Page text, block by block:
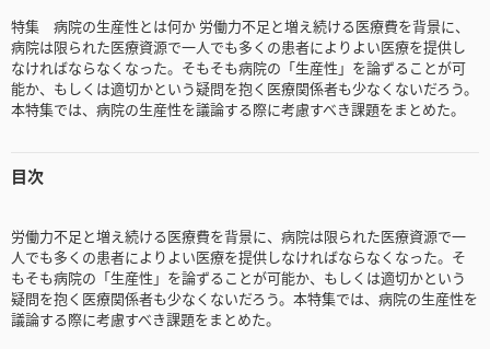
特集 病院の生産性とは何か 労働力不足と増え続ける医療費を背景に、
病院は限られた医療資源で一人でも多くの患者によりよい医療を提供し
なければならなくなった。そもそも病院の「生産性」を論ずることが可
能か、もしくは適切かという疑問を抱く医療関係者も少なくないだろう。
本特集では、病院の生産性を議論する際に考慮すべき課題をまとめた。
目次
労働力不足と増え続ける医療費を背景に、病院は限られた医療資源で一
人でも多くの患者によりよい医療を提供しなければならなくなった。そ
もそも病院の「生産性」を論ずることが可能か、もしくは適切かという
疑問を抱く医療関係者も少なくないだろう。本特集では、病院の生産性を
議論する際に考慮すべき課題をまとめた。